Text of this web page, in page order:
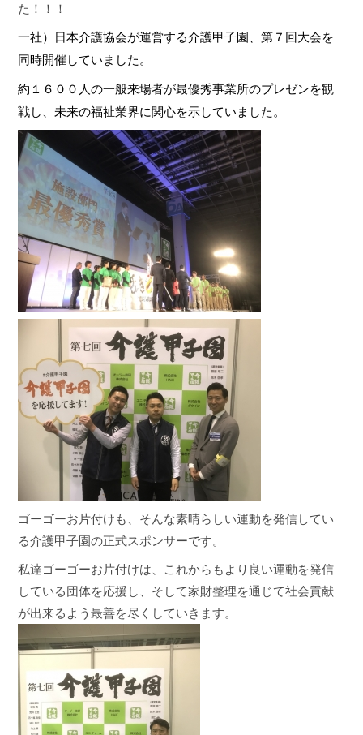
た！！！
一社）日本介護協会が運営する介護甲子園、第７回大会を
同時開催していました。
約１６００人の一般来場者が最優秀事業所のプレゼンを観
戦し、未来の福祉業界に関心を示していました。
ゴーゴーお片付けも、そんな素晴らしい運動を発信してい
る介護甲子園の正式スポンサーです。
私達ゴーゴーお片付けは、これからもより良い運動を発信
している団体を応援し、そして家財整理を通じて社会貢献
が出来るよう最善を尽くしていきます。